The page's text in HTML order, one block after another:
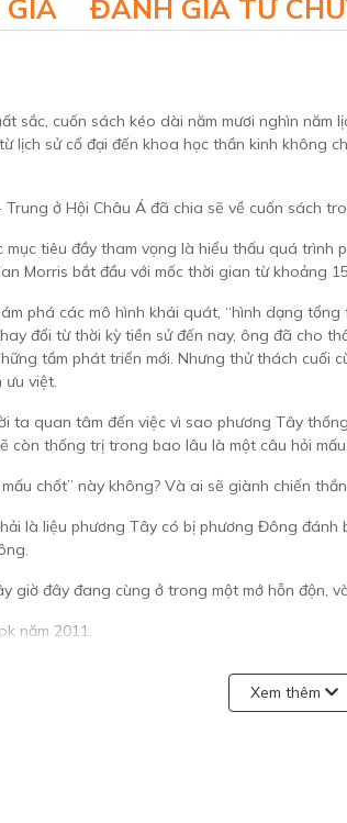
GIẢ ĐÁNH GIÁ TỪ
sắc, cuốn sách kéo dài năm mươi nghìn
lịch sử cổ đại đến khoa học thần kinh
ở Hội Châu Á đã chia sẽ về cuốn sách
mục tiêu đầy tham vọng là hiểu thấu quá
Morris bắt đầu với mốc thời gian từ khoảng
phá các mô hình khái quát, “hình dạng
đổi từ thời kỳ tiền sử đến nay, ông đã cho
tầm phát triển mới. Nhưng thử thách
ưu việt.
ta quan tâm đến việc vì sao phương Tây
còn thống trị trong bao lâu là một câu hỏi mấu
chốt” này không? Và ai sẽ giành chiến
là liệu phương Tây có bị phương Đông
giờ đây đang cùng ở trong một mớ hỗn độn,
năm 2011.
đây… Trong khi cuốn sách kinh điểnSúng, Vi
Xem thêm